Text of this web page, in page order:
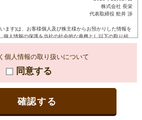
個人情報の取り扱いについて
同意する
確認する